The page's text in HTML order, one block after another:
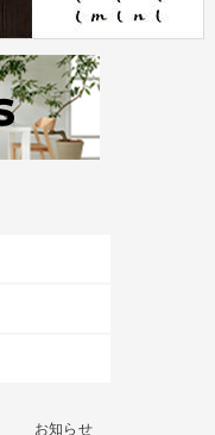
お知らせ